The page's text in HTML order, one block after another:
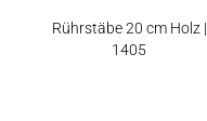
Rührstäbe 20 cm Holz |
1405